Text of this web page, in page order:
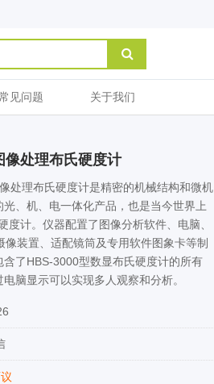
见问题 关于我们
像处理布氏硬度计
处理布氏硬度计是精密的机械结构和微机
光、机、电一体化产品，也是当今世界上
度计。仪器配置了图像分析软件、电脑、
像装置、适配镜筒及专用软件图象卡等制
含了HBS-3000型数显布氏硬度计的所有
脑显示可以实现多人观察和分析。